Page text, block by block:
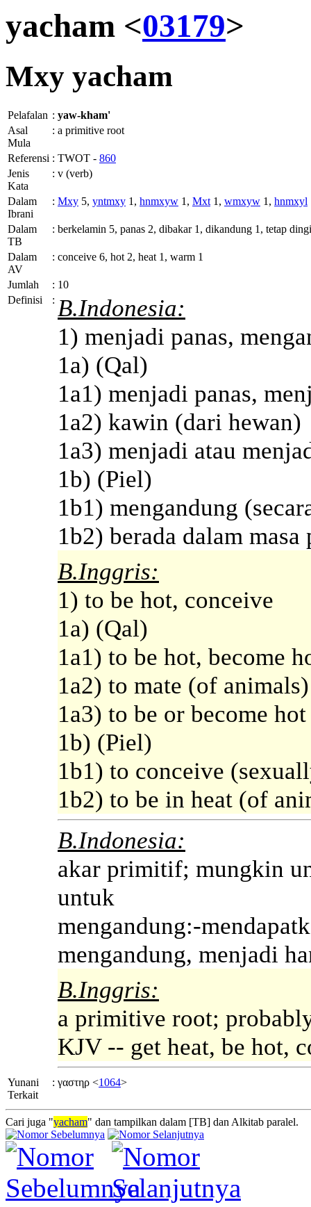
yacham <03179>
Mxy yacham
Pelafalan : yaw-kham'
Asal
Mula
: a primitive root
Referensi : TWOT - 860
Jenis
Kata
: v (verb)
Dalam
Ibrani
: Mxy 5, yntmxy 1, hnmxyw 1, Mxt 1, wmxyw 1, hnmxyl
Dalam
TB
: berkelamin 5, panas 2, dibakar 1, dikandung 1, tetap
Dalam
AV
: conceive 6, hot 2, heat 1, warm 1
Jumlah : 10
Definisi
: B.Indonesia:
1) menjadi panas,
1a) (Qal)
1a1) menjadi panas,
1a2) kawin (dari hewan)
1a3) menjadi atau
1b) (Piel)
1b1) mengandung
1b2) berada dalam
B.Inggris:
1) to be hot, conceive
1a) (Qal)
1a1) to be hot, become
1a2) to mate (of animals)
1a3) to be or become
1b) (Piel)
1b1) to conceive
1b2) to be in heat (of
B.Indonesia:
akar primitif; mungkin
untuk
mengandung:-
mengandung, menjadi
B.Inggris:
a primitive root;
KJV -- get heat, be hot,
Yunani
Terkait
: γαστηρ <1064>
Cari juga "yacham" dan tampilkan dalam [TB] dan Alkitab paralel.